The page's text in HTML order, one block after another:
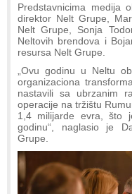
Predstavnicima medija
direktor Nelt Grupe,
Nelt Grupe, Sonja
Neltovih brendova i
resursa Nelt Grupe.
„Ovu godinu u Neltu
organizaciona
nastavili sa ubrzanim
operacije na tržištu
1,4 milijarde evra, što
godinu“, naglasio je
Grupe.